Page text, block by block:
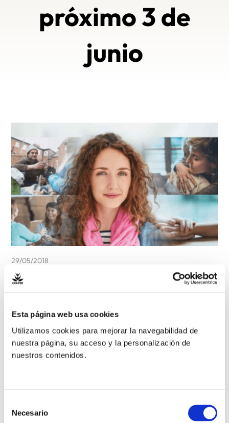
Esta página web usa cookies
Utilizamos cookies para mejorar la navegabilidad de
nuestra página, su acceso y la personalización de
nuestros contenidos.
Necesario
próximo 3 de
junio
29/05/2018
Madrid, 29 de mayo de 2018 (IVICON).-La
Conferencia Episcopal Española ha presentado el
con motivo de la celebración de la festividad del
Corpus Christi, el Día de la Caridad, el próximo día 3
de junio bajo el lema «Compromiso social y caridad
transformadora».